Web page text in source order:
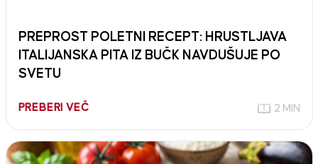
PREPROST POLETNI RECEPT: HRUSTLJAVA
ITALIJANSKA PITA IZ BUČK NAVDUŠUJE PO
SVETU
PREBERI VEČ 2 MIN